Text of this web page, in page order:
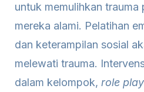
untuk memulihkan
mereka alami. Pelatihan
dan keterampilan sosial
melewati trauma.
dalam kelompok, role